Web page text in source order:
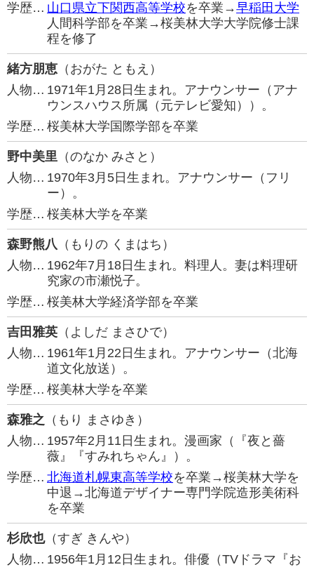
学歴… 山口県立下関西高等学校を卒業→早稲田大学
人間科学部を卒業→桜美林大学大学院修士課
程を修了
緒方朋恵 （おがた ともえ）
人物… 1971年1月28日生まれ。アナウンサー（アナ
ウンスハウス所属（元テレビ愛知））。
学歴… 桜美林大学国際学部を卒業
野中美里 （のなか みさと）
人物… 1970年3月5日生まれ。アナウンサー（フリ
ー）。
学歴… 桜美林大学を卒業
森野熊八 （もりの くまはち）
人物… 1962年7月18日生まれ。料理人。妻は料理研
究家の市瀬悦子。
学歴… 桜美林大学経済学部を卒業
吉田雅英 （よしだ まさひで）
人物… 1961年1月22日生まれ。アナウンサー（北海
道文化放送）。
学歴… 桜美林大学を卒業
森雅之 （もり まさゆき）
人物… 1957年2月11日生まれ。漫画家（『夜と薔
薇』『すみれちゃん』）。
学歴… 北海道札幌東高等学校を卒業→桜美林大学を
中退→北海道デザイナー専門学院造形美術科
を卒業
杉欣也（すぎ きんや）
人物… 1956年1月12日生まれ。俳優（TVドラマ『お